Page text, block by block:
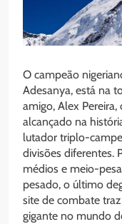
O campeão
Adesanya, está na
amigo, Alex
alcançado na
lutador triplo-
divisões diferentes.
médios e meio-
pesado, o último
site de combate
gigante no mundo